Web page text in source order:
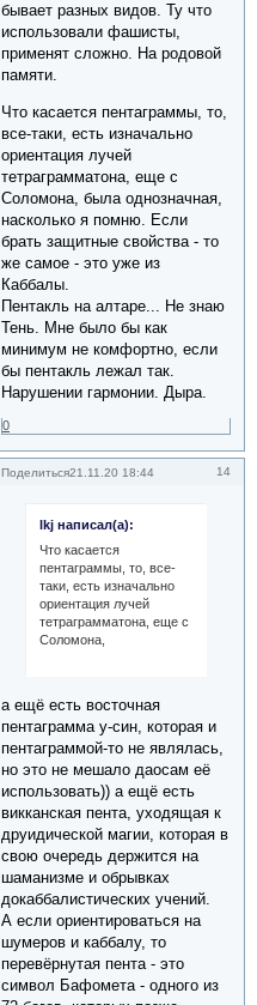
бывает разных видов. Ту что
использовали фашисты,
применят сложно. На родовой
памяти.
Что касается пентаграммы, то,
все-таки, есть изначально
ориентация лучей
тетраграмматона, еще с
Соломона, была однозначная,
насколько я помню. Если
брать защитные свойства - то
же самое - это уже из
Каббалы.
Пентакль на алтаре... Не знаю
Тень. Мне было бы как
минимум не комфортно, если
бы пентакль лежал так.
Нарушении гармонии. Дыра.
0
Поделиться 14
21.11.20 18:44
lkj написал(а):
Что касается
пентаграммы, то, все-
таки, есть изначально
ориентация лучей
тетраграмматона, еще с
Соломона,
а ещё есть восточная
пентаграмма у-син, которая и
пентаграммой-то не являлась,
но это не мешало даосам её
использовать)) а ещё есть
викканская пента, уходящая к
друидической магии, которая в
свою очередь держится на
шаманизме и обрывках
докаббалистических учений.
А если ориентироваться на
шумеров и каббалу, то
перевёрнутая пента - это
символ Бафомета - одного из